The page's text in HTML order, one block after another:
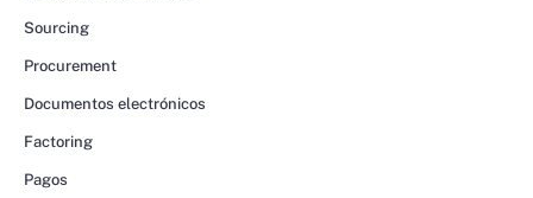
Sourcing
Procurement
Documentos electrónicos
Factoring
Pagos